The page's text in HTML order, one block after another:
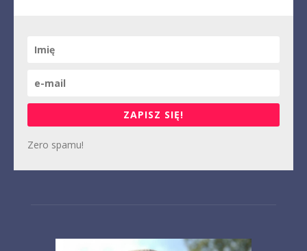
ZAPISZ SIĘ!
Zero spamu!